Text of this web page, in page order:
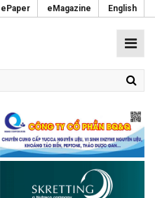
ePaper eMagazine English